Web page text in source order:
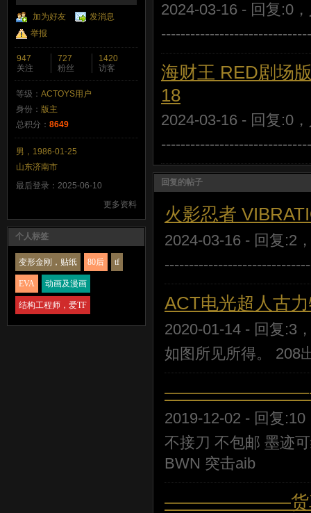
加为好友
发消息
举报
947
关注
727
粉丝
1420
访客
等级： ACTOYS用户
身份： 版主
总积分： 8649
男，1986-01-25
山东济南市
最后登录：2025-06-10
更多资料
个人标签
变形金刚，贴纸 80后 tf
EVA 动画及漫画
结构工程师，爱TF
2024-03-16 - 回复:0
海财王 RED剧场
18
2024-03-16 - 回复:0
回复的帖子
火影忍者
2024-03-16 - 回复:2
ACT电光超人古
2020-01-14 - 回复:3
如图所见所得。 208
————————-
2019-12-02 - 回复
不接刀 不包邮 墨迹
BWN 突击aib
———————货